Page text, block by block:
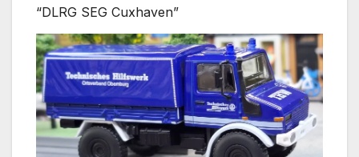
“DLRG SEG Cuxhaven”